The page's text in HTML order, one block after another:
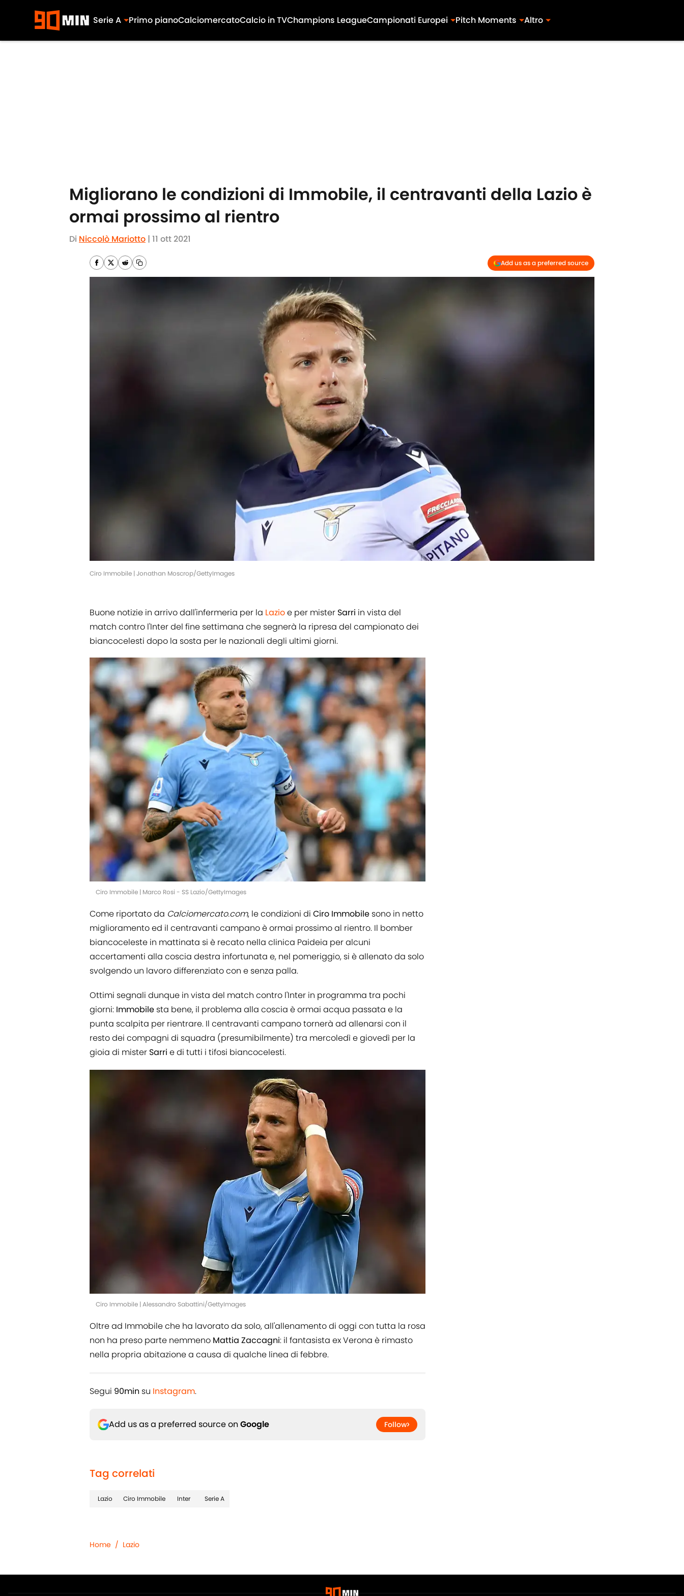
Serie A Primo pianoCalciomercatoCalcio in TVChampions LeagueCampionati Europei Pitch Moments Altro
Migliorano le condizioni di Immobile, il centravanti della Lazio è
ormai prossimo al rientro
Di Niccolò Mariotto | 11 ott 2021
Add us as a preferred source
Ciro Immobile | Jonathan Moscrop/GettyImages
Buone notizie in arrivo dall'infermeria per la Lazioe per mister Sarri in vista del
match contro l'Inter del fine settimana che segnerà la ripresa del campionato dei
biancocelesti dopo la sosta per le nazionali degli ultimi giorni.
Ciro Immobile | Marco Rosi - SS Lazio/GettyImages
Come riportato da Calciomercato.com, le condizioni di Ciro Immobile sono in netto
miglioramento ed il centravanti campano è ormai prossimo al rientro. Il bomber
biancoceleste in mattinata si è recato nella clinica Paideia per alcuni
accertamenti alla coscia destra infortunata e, nel pomeriggio, si è allenato da solo
svolgendo un lavoro differenziato con e senza palla.
Ottimi segnali dunque in vista del match contro l'Inter in programma tra pochi
giorni: Immobile sta bene, il problema alla coscia è ormai acqua passata e la
punta scalpita per rientrare. Il centravanti campano tornerà ad allenarsi con il
resto dei compagni di squadra (presumibilmente) tra mercoledì e giovedì per la
gioia di mister Sarri e di tutti i tifosi biancocelesti.
Ciro Immobile | Alessandro Sabattini/GettyImages
Oltre ad Immobile che ha lavorato da solo, all'allenamento di oggi con tutta la rosa
non ha preso parte nemmeno Mattia Zaccagni: il fantasista ex Verona è rimasto
nella propria abitazione a causa di qualche linea di febbre.
Segui 90min su Instagram.
Add us as a preferred source on Google Follow
Tag correlati
Lazio Ciro Immobile Inter Serie A
Home / Lazio